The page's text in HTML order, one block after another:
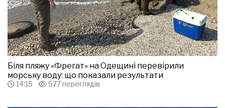
Біля пляжу «Фрегат» на Одещині перевірили
морську воду: що показали результати
14:15 577 переглядів